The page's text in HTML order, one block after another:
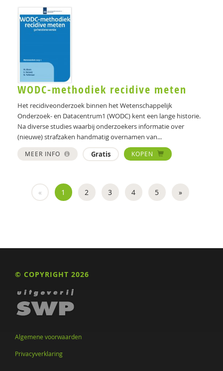
WODC-methodiek recidive meten
Het recidiveonderzoek binnen het Wetenschappelijk
Onderzoek- en Datacentrum1 (WODC) kent een lange historie.
Na diverse studies waarbij onderzoekers informatie over
(nieuwe) strafzaken handmatig overnamen van...
MEER INFO Gratis KOPEN
« 1 2 3 4 5 »
© COPYRIGHT 2026
Algemene voorwaarden
Privacyverklaring